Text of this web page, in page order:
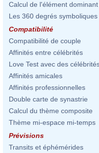
Calcul de l'élément dominant
Les 360 degrés symboliques
Compatibilité
Compatibilité de couple
Affinités entre célébrités
Love Test avec des
Affinités amicales
Affinités professionnelles
Double carte de synastrie
Calcul du thème composite
Thème mi-espace mi-temps
Prévisions
Transits et éphémérides